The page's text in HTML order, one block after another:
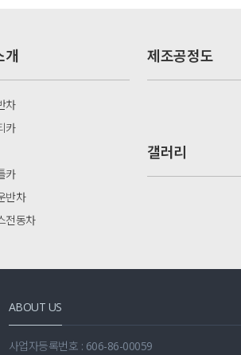
개
차
카
카
반차
전동차
제조공정도
갤러리
ABOUT US
사업자등록번호 : 606-86-00059